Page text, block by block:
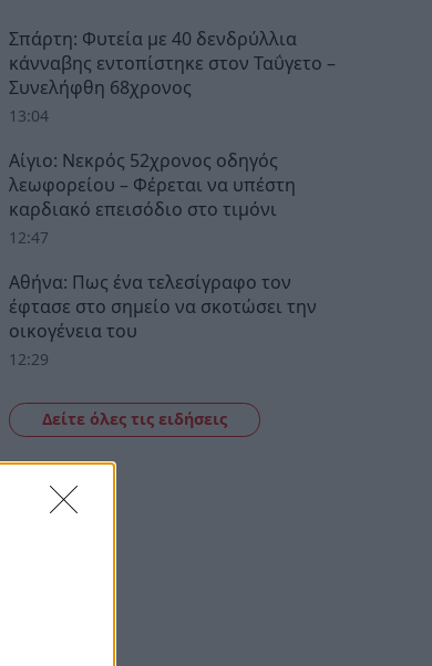
Σπάρτη: Φυτεία με 40 δενδρύλλια
κάνναβης εντοπίστηκε στον Ταΰγετο –
Συνελήφθη 68χρονος
13:04
Αίγιο: Νεκρός 52χρονος οδηγός
λεωφορείου – Φέρεται να υπέστη
καρδιακό επεισόδιο στο τιμόνι
12:47
Αθήνα: Πως ένα τελεσίγραφο τον
έφτασε στο σημείο να σκοτώσει την
οικογένεια του
12:29
Δείτε όλες τις ειδήσεις